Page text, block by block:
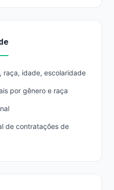
raça, idade, escolaridade
por gênero e raça
de contratações de